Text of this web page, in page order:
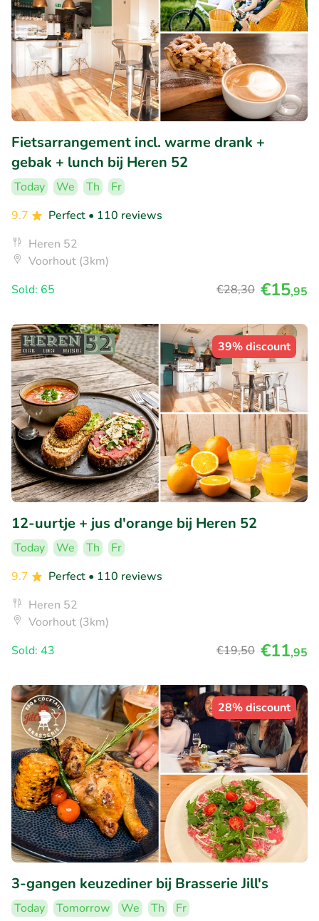
Fietsarrangement incl. warme drank +
gebak + lunch bij Heren 52
Today We Th
Fr
9.7
Perfect • 110 reviews
Heren 52
Voorhout (3km)
Sold: 65
€28,30 €15,95
39% discount
12-uurtje + jus d'orange bij Heren 52
Today We Th
Fr
9.7
Perfect • 110 reviews
Heren 52
Voorhout (3km)
Sold: 43
€19,50 €11,95
28% discount
3-gangen keuzediner bij Brasserie Jill's
Today Tomorrow We Th Fr